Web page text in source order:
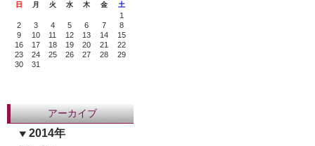
日 月 火 水 木 金 土
1
2
3 4 5 6 7
8
9
10 11 12 13 14
15
16
17 18 19 20 21
22
23
24 25 26 27 28
29
30
31
アーカイブ
2014年